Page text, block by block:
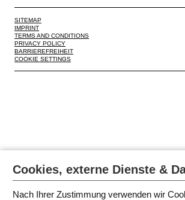
SITEMAP
IMPRINT
TERMS AND CONDITIONS
PRIVACY POLICY
BARRIEREFREIHEIT
COOKIE SETTINGS
Cookies, externe Dienste &
Nach Ihrer Zustimmung verwenden wir